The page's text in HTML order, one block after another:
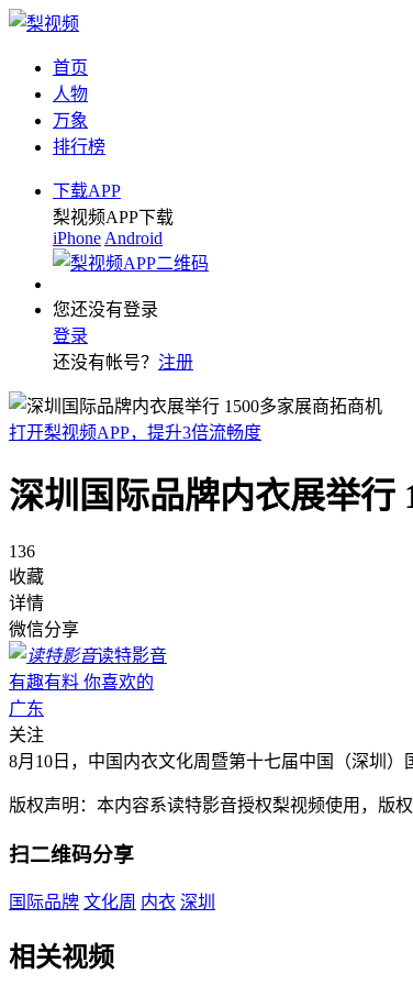
首页
人物
万象
排行榜
下载APP
梨视频APP下载
iPhone Android
您还没有登录
登录
还没有帐号？ 注册
打开梨视频APP，提升3倍流畅度
深圳国际品牌内衣展举行
136
收藏
详情
微信分享
读特影音
有趣有料 你喜欢的
广东
关注
8月10日，中国内衣文化周暨第十七届中国（深圳）
版权声明：本内容系读特影音授权梨视频使用，版
扫二维码分享
国际品牌 文化周 内衣 深圳
相关视频